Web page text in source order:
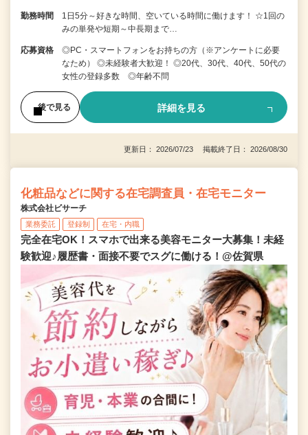
勤務時間
1日5分～好きな時間、空いている時間に働けます！ ☆1回の
みの単発や短期～中長期まで…
応募資格
◎PC・スマートフォンをお持ちの方（※アンケートに必要
なため） ◎未経験者大歓迎！ ◎20代、30代、40代、50代の
女性の登録多数 ◎年齢不問
後で見る 詳細を見る
更新日： 2026/07/23 掲載終了日： 2026/08/30
化粧品などに関する在宅調査員・在宅モニター
株式会社ビサーチ
業務委託 登録制 在宅・内職
完全在宅OK！スマホで出来る美容モニター大募集！未経
験歓迎♪履歴書・面接不要でスグに働ける！@佐賀県